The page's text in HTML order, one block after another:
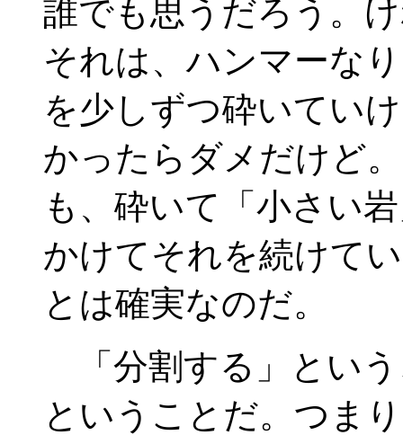
誰でも思うだろう。
それは、ハンマーな
を少しずつ砕いてい
かったらダメだけど
も、砕いて「小さい
かけてそれを続けて
とは確実なのだ。
「分割する」とい
ということだ。つま